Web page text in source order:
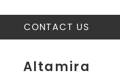
CONTACT US
Altamira